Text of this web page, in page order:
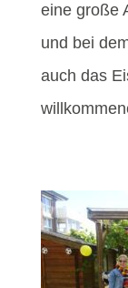
eine große
und bei
auch das